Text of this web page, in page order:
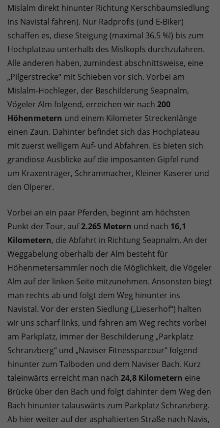
Mislalm direkt hinunter Richtung Kerschbaumsiedlung
ins Navistal fahren). Nur Radprofis (und E-Biker)
schaffen es, diese Steigung (maximal 36,5 %!) bis zum
Hochplateau unterhalb des Mislkopfs durchzufahren.
Alle anderen haben, zumindest abschnittsweise, eine
„Pilgerstrecke“ mit Schieben vor sich. Vorbei am
Mislalm-Hochleger, der Beschilderung Seapnalm,
Vögeler Alm folgend, erreichen wir nach 200
Höhenmetern und einem Kilometer Streckenlänge
einen Zaun. Dahinter befindet sich das Hochplateau
mit zuerst welligem Auf- und Abfahren. Es bieten sich
grandiose Ausblicke auf die imposanten Gipfel rund
um Kraxentrager, Schrammacher, Kleiner Kaserer und
den Olperer.
Vorbei an ein paar Pferden, beginnt am höchsten
Punkt der Tour, auf2.265 Metern und nach 16,1
Kilometern, die Abfahrt in Richtung Seapnalm. An der
Weggabelung oberhalb der Alm besteht für
Höhenmetersammler noch die Möglichkeit, die Vögeler
Alm auf der linken Seite mitzunehmen. Ansonsten biegt
man rechts ab und folgt dem Weg hinunter ins
Navistal. Vor der ersten Siedlung („Lieserhof“) halten
wir uns scharf links, und fahren am Weg rechts vorbei
am Parkplatz, immer der Beschilderung „Parkplatz
Schranzberg“ und „Naviser Fitnessparcour“ folgend
hinunter zum Talboden und dem Naviser Bach. Kurz
taleinwärts erreicht man nach 24,8 Kilometern eine
Brücke über den Bach und folgt dahinter dem Weg den
Bach hinunter talauswärts zum Parkplatz Schranzberg.
Ab hier weiter auf der asphaltierten Straße nach Navis,